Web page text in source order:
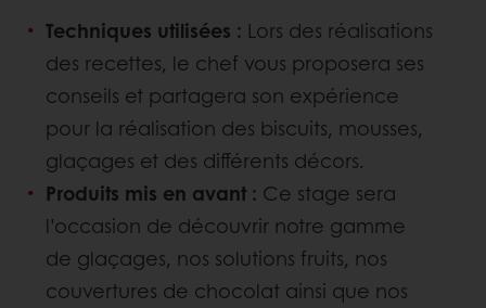
Techniques utilisées : Lors des réalisations
des recettes, le chef vous proposera ses
conseils et partagera son expérience
pour la réalisation des biscuits, mousses,
glaçages et des différents décors.
Produits mis en avant : Ce stage sera
l’occasion de découvrir notre gamme
de glaçages, nos solutions fruits, nos
couvertures de chocolat ainsi que nos